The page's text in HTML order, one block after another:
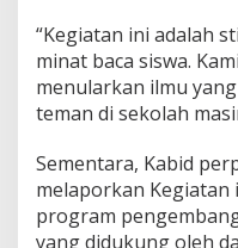
“Kegiatan ini adalah
minat baca siswa.
menularkan ilmu
teman di sekolah
Sementara, Kabid
melaporkan
program
yang didukung oleh